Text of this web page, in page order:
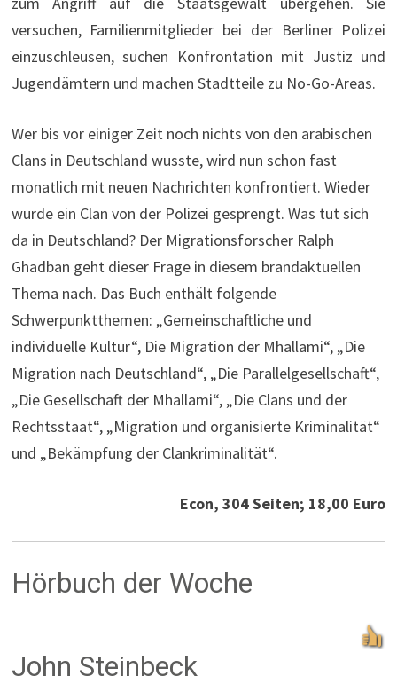
versuchen, Familienmitglieder bei der Berliner Polizei
einzuschleusen, suchen Konfrontation mit Justiz und
Jugendämtern und machen Stadtteile zu No-Go-Areas.
Wer bis vor einiger Zeit noch nichts von den arabischen
Clans in Deutschland wusste, wird nun schon fast
monatlich mit neuen Nachrichten konfrontiert. Wieder
wurde ein Clan von der Polizei gesprengt. Was tut sich
da in Deutschland? Der Migrationsforscher Ralph
Ghadban geht dieser Frage in diesem brandaktuellen
Thema nach. Das Buch enthält folgende
Schwerpunktthemen: „Gemeinschaftliche und
individuelle Kultur“, Die Migration der Mhallami“, „Die
Migration nach Deutschland“, „Die Parallelgesellschaft“,
„Die Gesellschaft der Mhallami“, „Die Clans und der
Rechtsstaat“, „Migration und organisierte Kriminalität“
und „Bekämpfung der Clankriminalität“.
Econ, 304 Seiten; 18,00 Euro
Hörbuch der Woche
John Steinbeck